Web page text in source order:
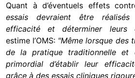
Quant à d’éventuels effets
essais devraient être
efficacité et déterminer leurs
estime l’OMS: "Même lorsque des
de la pratique traditionnelle
primordial d’établir leur
grâce à des essais cliniques